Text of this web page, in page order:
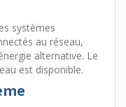
systèmes
au réseau,
alternative. Le
est disponible.